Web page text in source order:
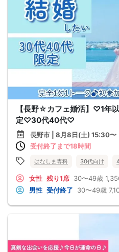
【長野☆カフェ婚活】♡1年
定♡30代40代♡
長野市 | 8月8日(土) 15:30〜
受付終了まで18時間
はなしま専科 30代向け
女性 残り1席 30〜49歳
男性 受付終了 30〜49歳